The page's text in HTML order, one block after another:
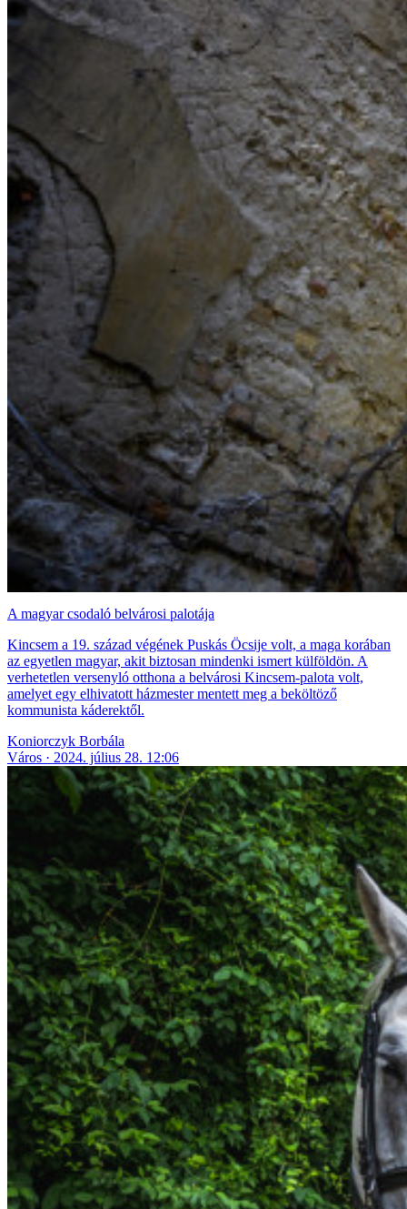
A magyar csodaló belvárosi palotája
Kincsem a 19. század végének Puskás Öcsije volt, a maga korában
az egyetlen magyar, akit biztosan mindenki ismert külföldön. A
verhetetlen versenyló otthona a belvárosi Kincsem-palota volt,
amelyet egy elhivatott házmester mentett meg a beköltöző
kommunista káderektől.
Koniorczyk Borbála
Város
2024. július 28. 12:06